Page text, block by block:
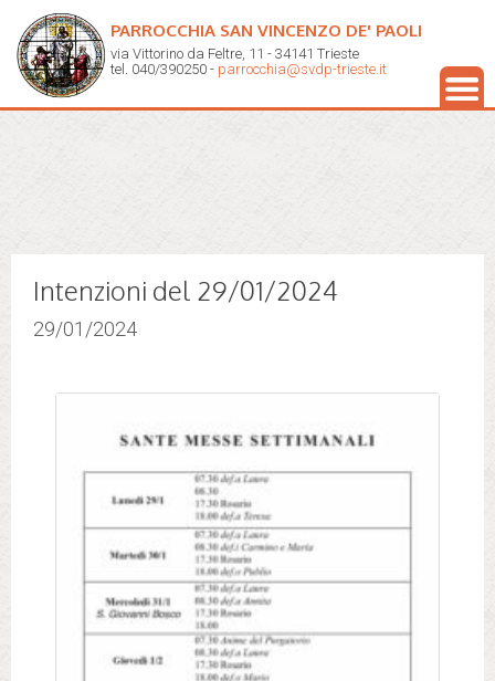
PARROCCHIA SAN VINCENZO DE' PAOLI
via Vittorino da Feltre, 11 - 34141 Trieste
tel. 040/390250 - parrocchia@svdp-trieste.it
Intenzioni del 29/01/2024
29/01/2024